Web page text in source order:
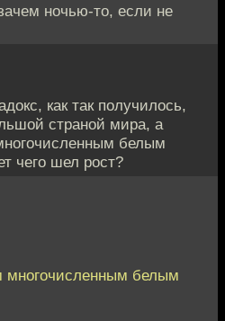
ночью-то, если не
как так получилось,
страной мира, а
белым
чего шел рост?
многочисленным белым